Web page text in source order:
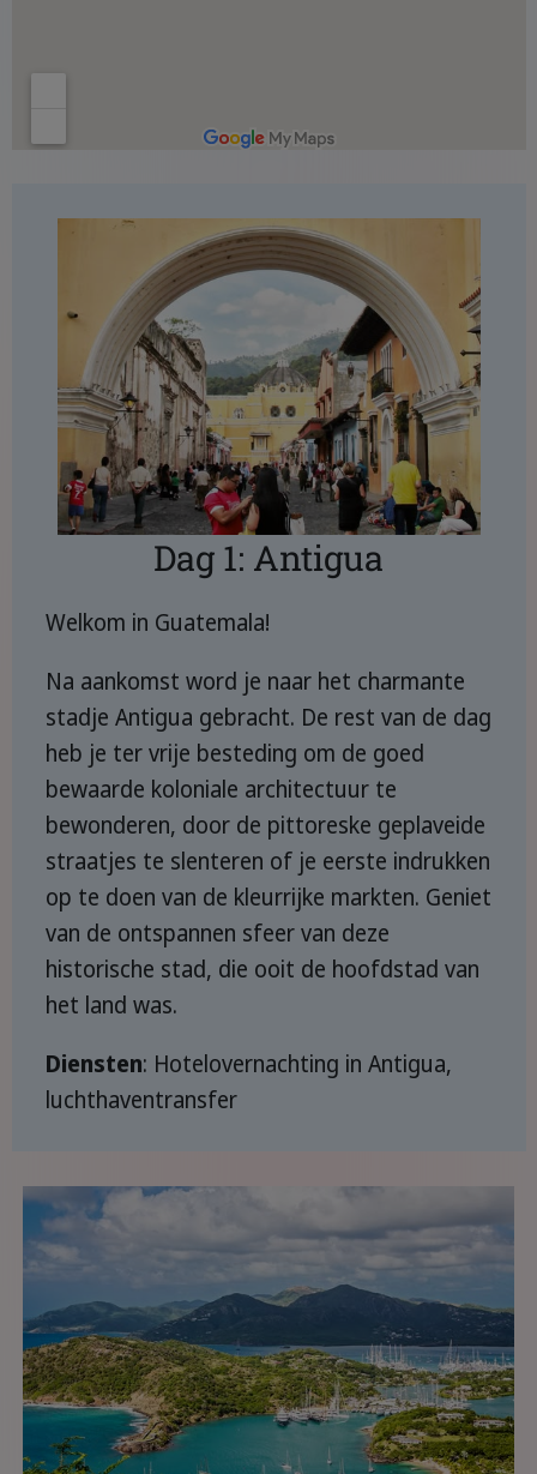
Dag 1: Antigua
Welkom in Guatemala!
Na aankomst word je naar het charmante
stadje Antigua gebracht. De rest van de dag
heb je ter vrije besteding om de goed
bewaarde koloniale architectuur te
bewonderen, door de pittoreske geplaveide
straatjes te slenteren of je eerste indrukken
op te doen van de kleurrijke markten. Geniet
van de ontspannen sfeer van deze
historische stad, die ooit de hoofdstad van
het land was.
Diensten: Hotelovernachting in Antigua,
luchthaventransfer